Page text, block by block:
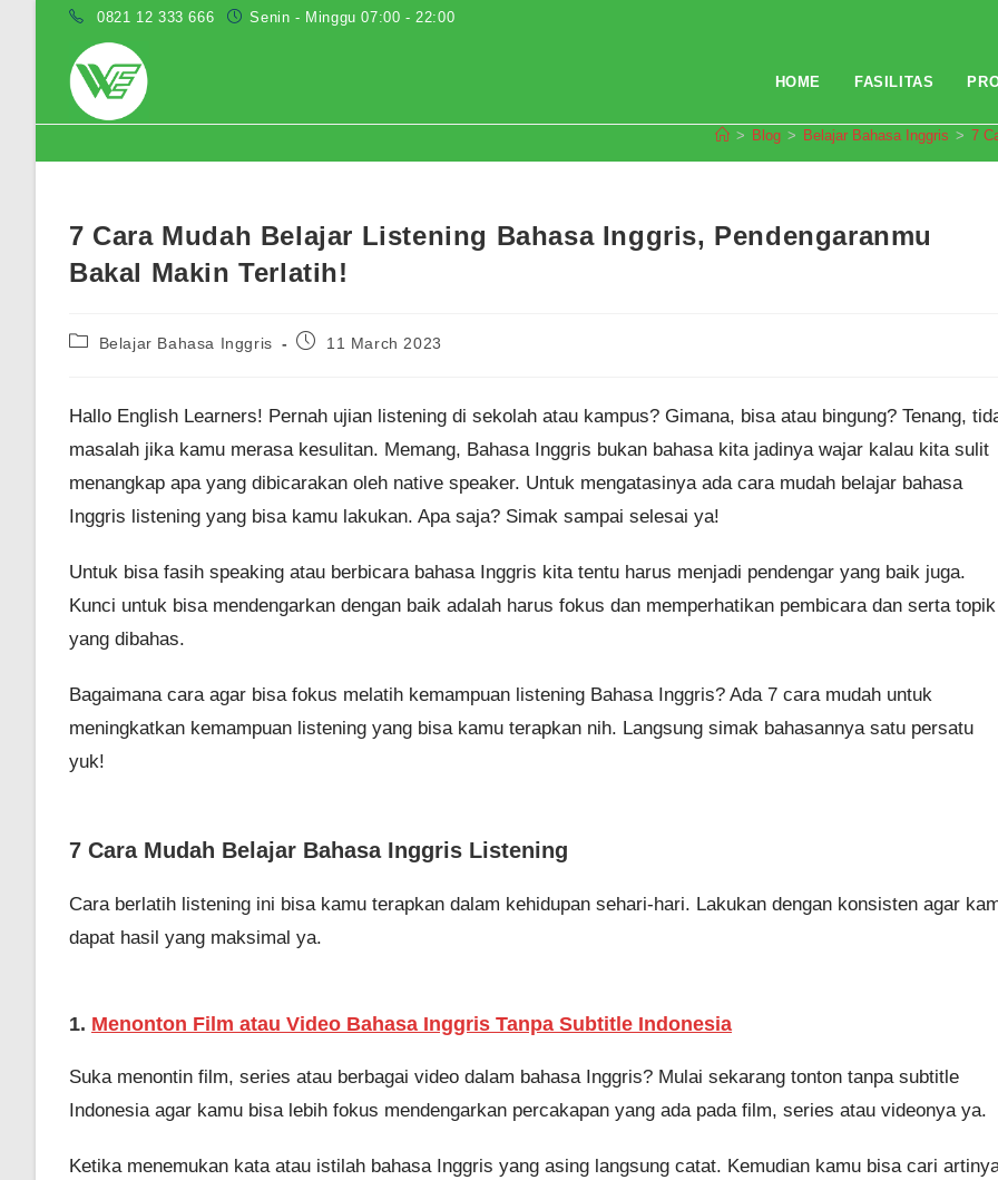
0821 12 333 666 Senin - Minggu 07:00 - 22:00
HOME FASILITAS
> Blog > Belajar Bahasa Inggris > 7
7 Cara Mudah Belajar Listening Bahasa Inggris, Pendengaranmu
Bakal Makin Terlatih!
PostBelajar Bahasa Inggris
Post11 March 2023
Hallo English Learners! Pernah ujian listening di sekolah atau kampus? Gimana, bisa atau bingung? Tenang,
masalah jika kamu merasa kesulitan. Memang, Bahasa Inggris bukan bahasa kita jadinya wajar kalau kita sulit
menangkap apa yang dibicarakan oleh native speaker. Untuk mengatasinya ada cara mudah belajar bahasa
Inggris listening yang bisa kamu lakukan. Apa saja? Simak sampai selesai ya!
Untuk bisa fasih speaking atau berbicara bahasa Inggris kita tentu harus menjadi pendengar yang baik juga.
Kunci untuk bisa mendengarkan dengan baik adalah harus fokus dan memperhatikan pembicara dan serta topik
yang dibahas.
Bagaimana cara agar bisa fokus melatih kemampuan listening Bahasa Inggris? Ada 7 cara mudah untuk
meningkatkan kemampuan listening yang bisa kamu terapkan nih. Langsung simak bahasannya satu persatu
yuk!
7 Cara Mudah Belajar Bahasa Inggris Listening
Cara berlatih listening ini bisa kamu terapkan dalam kehidupan sehari-hari. Lakukan dengan konsisten agar
dapat hasil yang maksimal ya.
1. Menonton Film atau Video Bahasa Inggris Tanpa Subtitle Indonesia
Suka menontin film, series atau berbagai video dalam bahasa Inggris? Mulai sekarang tonton tanpa subtitle
Indonesia agar kamu bisa lebih fokus mendengarkan percakapan yang ada pada film, series atau videonya ya.
Ketika menemukan kata atau istilah bahasa Inggris yang asing langsung catat. Kemudian kamu bisa cari